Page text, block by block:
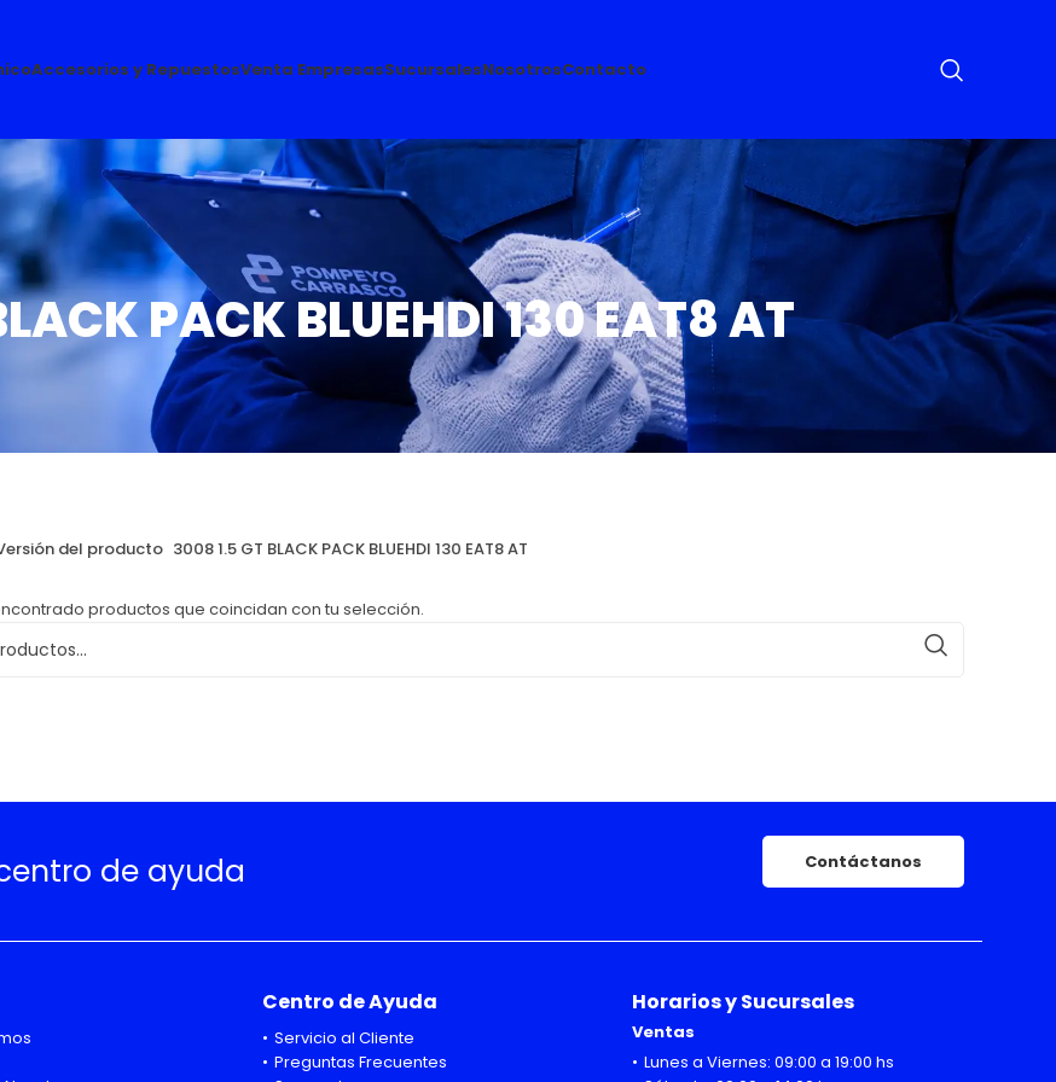
Accesorios y RepuestosVenta EmpresasSucursalesNosotrosContacto
PACK BLUEHDI 130 EAT8 AT
del producto 3008 1.5 GT BLACK PACK BLUEHDI 130 EAT8 AT
productos que coincidan con tu selección.
de ayuda Contáctanos
Centro de Ayuda
Servicio al Cliente
Preguntas Frecuentes
Horarios y Sucursales
Ventas
Lunes a Viernes: 09:00 a 19:00 hs